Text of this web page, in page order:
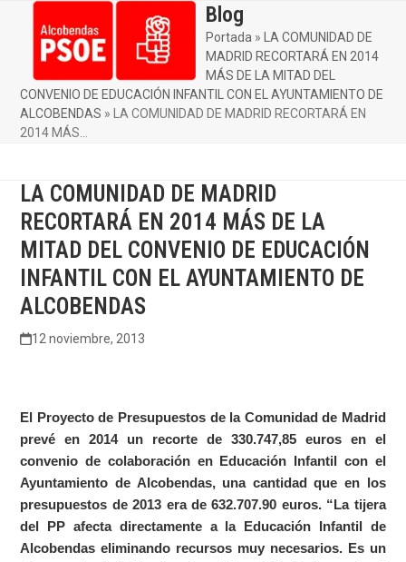
contentmobile
menu
mobile
menu
Blog
Portada »
LA COMUNIDAD DE
MADRID RECORTARÁ EN 2014
MÁS DE LA MITAD DEL
CONVENIO DE EDUCACIÓN INFANTIL CON EL AYUNTAMIENTO DE
ALCOBENDAS »
LA COMUNIDAD DE MADRID RECORTARÁ EN
2014 MÁS…
LA COMUNIDAD DE MADRID
RECORTARÁ EN 2014 MÁS DE LA
MITAD DEL CONVENIO DE EDUCACIÓN
INFANTIL CON EL AYUNTAMIENTO DE
ALCOBENDAS
12 noviembre, 2013
El Proyecto de Presupuestos de la Comunidad de Madrid
prevé en 2014 un recorte de 330.747,85 euros en el
convenio de colaboración en Educación Infantil con el
Ayuntamiento de Alcobendas, una cantidad que en los
presupuestos de 2013 era de 632.707.90 euros. “La tijera
del PP afecta directamente a la Educación Infantil de
Alcobendas eliminando recursos muy necesarios. Es un